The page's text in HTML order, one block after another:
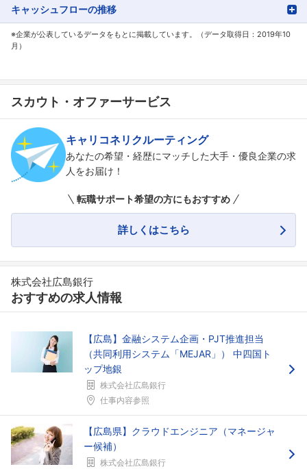
キャッシュフローの推移
※企業が公表しているデータをもとに掲載しています。（データ取得日：2019年10
月）
スカウト・オファーサービス
キャリコネリクルーティング
あなたの希望・経歴にマッチした大手・優良企業の求
人をお届け！
転職サポート希望の方にもおすすめ
詳しくはこちら
株式会社広島銀行
おすすめの求人情報
【広島】金融システム企画・PJT推進担当
（共同利用システム「MEJAR」） 中四国ト
ップ地銀
株式会社広島銀行
仕事内容参照
【広島県】クラウドエンジニア（マネージャ
ー候補）
株式会社広島銀行